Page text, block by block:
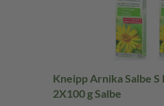
Kneipp Arnika Salbe
2X100 g Salbe